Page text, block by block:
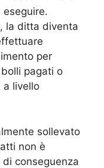
eseguire.
la ditta diventa
per
pagati o
a livello
sollevato
non è
conseguenza